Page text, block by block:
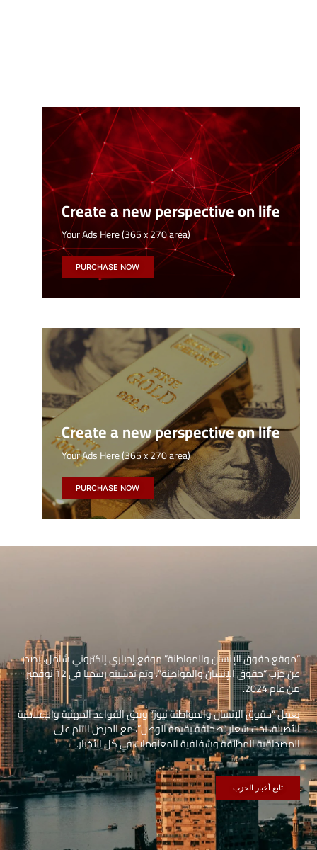
Create a new perspective on life
Your Ads Here (365 x 270 area)
PURCHASE NOW
Create a new perspective on life
Your Ads Here (365 x 270 area)
PURCHASE NOW
“موقع حقوق الإنسان والمواطنة” موقع إخباري إلكتروني شامل، يصدر
عن حزب “حقوق الإنسان والمواطنة”، وتم تدشينه رسميا في 12 نوفمبر
من عام 2024.
يعمل “حقوق الإنسان والمواطنة نيوز” وفق القواعد المهنية والإعلامية
الأصيلة، تحت شعار “صحافة بقيمة الوطن”، مع الحرص التام على
المصداقية المطلقة وشفافية المعلومات في كل الأخبار.
تابع أخبار الحزب